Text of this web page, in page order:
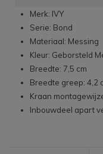
Merk: IVY
Serie: Bond
Materiaal: Messing
Kleur: Geborsteld
Breedte: 7,5 cm
Breedte greep: 4,2
Kraan
Inbouwdeel apart